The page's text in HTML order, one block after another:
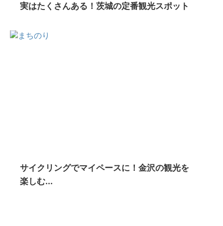
実はたくさんある！茨城の定番観光スポット
サイクリングでマイペースに！金沢の観光を
楽しむ...